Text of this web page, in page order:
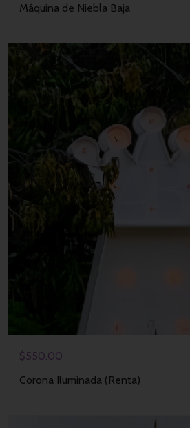
Máquina de Niebla Baja
$550.00
Corona Iluminada (Renta)